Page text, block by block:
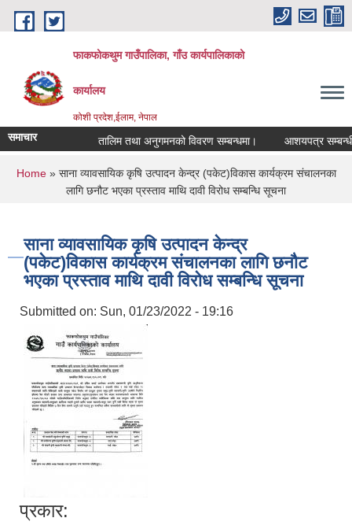
Skip to main content
फाकफोकथुम गाउँपालिका, गाँउ कार्यपालिकाको
कार्यालय
कोशी प्रदेश,ईलाम, नेपाल
समाचार तालिम तथा अनुगमनको विवरण सम्बन्धमा। आशयपत्र सम्बन्धी
You are here
Home» साना व्यावसायिक कृषि उत्पादन केन्द्र (पकेट)विकास कार्यक्रम संचालनका
लागि छनौट भएका प्रस्ताव माथि दावी विरोध सम्बन्धि सूचना
साना व्यावसायिक कृषि उत्पादन केन्द्र
(पकेट)विकास कार्यक्रम संचालनका लागि छनौट
भएका प्रस्ताव माथि दावी विरोध सम्बन्धि सूचना
Submitted on: Sun, 01/23/2022 - 19:16
प्रकार: